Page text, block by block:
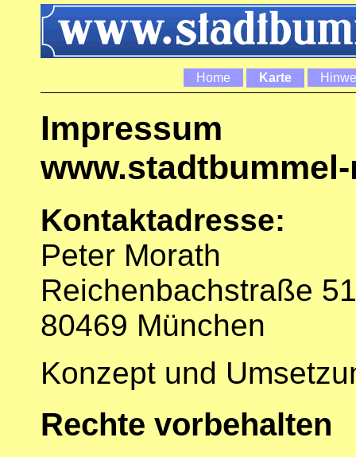
Home
Impressum
Kontaktadresse:
Peter Morath
Reichenbachstraße 51
80469 München
Konzept und
Rechte vorbehalten